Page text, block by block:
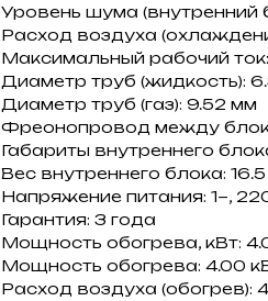
Уровень шума (внутренний
Расход воздуха
Максимальный рабочий
Диаметр труб (жидкость):
Диаметр труб (газ): 9.52 мм
Фреонопровод между
Габариты внутреннего
Вес внутреннего блока: 16.5
Напряжение питания: 1~,
Гарантия: 3 года
Мощность обогрева, кВт:
Мощность обогрева: 4.00
Расход воздуха (обогрев):